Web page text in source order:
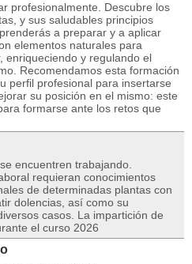
profesionalmente. Descubre los
y sus saludables principios
a preparar y a aplicar
elementos naturales para
enriqueciendo y regulando el
Recomendamos esta formación
perfil profesional para insertarse
su posición en el mismo: este
formarse ante los retos que
encuentren trabajando.
requieran conocimientos
de determinadas plantas con
dolencias, así como su
casos. La impartición de
el curso 2026